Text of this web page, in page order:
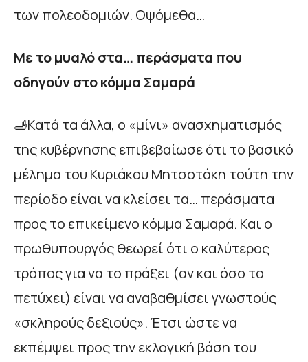
των πολεοδομιών. Οψόμεθα…
Με το μυαλό στα… περάσματα που
οδηγούν στο κόμμα Σαμαρά
🫸Κατά τα άλλα, ο «μίνι» ανασχηματισμός
της κυβέρνησης επιβεβαίωσε ότι το βασικό
μέλημα του Κυριάκου Μητσοτάκη τούτη την
περίοδο είναι να κλείσει τα… περάσματα
προς το επικείμενο κόμμα Σαμαρά. Και ο
πρωθυπουργός θεωρεί ότι ο καλύτερος
τρόπος για να το πράξει (αν και όσο το
πετύχει) είναι να αναβαθμίσει γνωστούς
«σκληρούς δεξιούς». Έτσι ώστε να
εκπέμψει προς την εκλογική βάση του